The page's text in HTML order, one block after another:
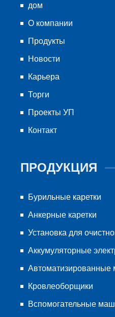
дом
О компании
Продукты
Новости
Карьера
Торги
Проекты УП
Контакт
ПРОДУКЦИЯ
Бурильные каретки
Анкерные каретки
Установка для
Аккумуляторные
Кровлеоборщики
Вспомогательные